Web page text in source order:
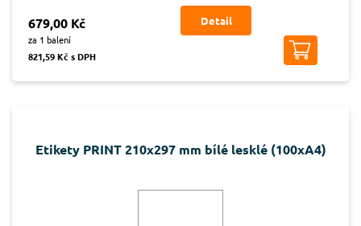
679,00 Kč
za 1 balení
821,59 Kč s DPH
Detail
Etikety PRINT 210x297 mm bílé lesklé (100xA4)